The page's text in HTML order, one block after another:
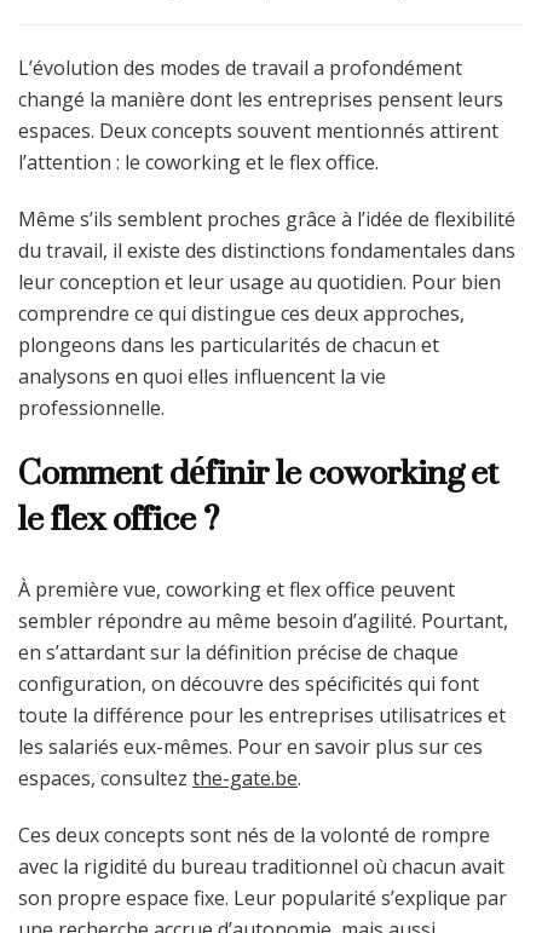
L’évolution des modes de travail a profondément
changé la manière dont les entreprises pensent leurs
espaces. Deux concepts souvent mentionnés attirent
l’attention : le coworking et le flex office.
Même s’ils semblent proches grâce à l’idée de flexibilité
du travail, il existe des distinctions fondamentales dans
leur conception et leur usage au quotidien. Pour bien
comprendre ce qui distingue ces deux approches,
plongeons dans les particularités de chacun et
analysons en quoi elles influencent la vie
professionnelle.
Comment définir le coworking et
le flex office ?
À première vue, coworking et flex office peuvent
sembler répondre au même besoin d’agilité. Pourtant,
en s’attardant sur la définition précise de chaque
configuration, on découvre des spécificités qui font
toute la différence pour les entreprises utilisatrices et
les salariés eux-mêmes. Pour en savoir plus sur ces
espaces, consultez the-gate.be.
Ces deux concepts sont nés de la volonté de rompre
avec la rigidité du bureau traditionnel où chacun avait
son propre espace fixe. Leur popularité s’explique par